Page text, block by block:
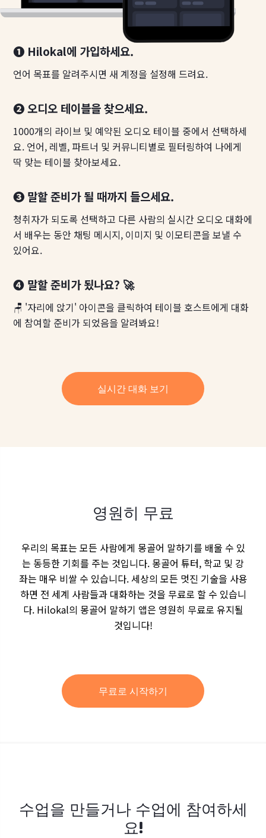
❶ Hilokal에 가입하세요.
언어 목표를 알려주시면 새 계정을 설정해 드려요.
❷ 오디오 테이블을 찾으세요.
1000개의 라이브 및 예약된 오디오 테이블 중에서 선택하세
요. 언어, 레벨, 파트너 및 커뮤니티별로 필터링하여 나에게
딱 맞는 테이블 찾아보세요.
❸ 말할 준비가 될 때까지 들으세요.
청취자가 되도록 선택하고 다른 사람의 실시간 오디오 대화에
서 배우는 동안 채팅 메시지, 이미지 및 이모티콘을 보낼 수
있어요.
❹ 말할 준비가 됬나요? 🚀
🪑 '자리에 앉기' 아이콘을 클릭하여 테이블 호스트에게 대화
에 참여할 준비가 되었음을 알려봐요!
실시간 대화 보기
영원히 무료
우리의 목표는 모든 사람에게 몽골어 말하기를 배울 수 있
는 동등한 기회를 주는 것입니다. 몽골어 튜터, 학교 및 강
좌는 매우 비쌀 수 있습니다. 세상의 모든 멋진 기술을 사용
하면 전 세계 사람들과 대화하는 것을 무료로 할 수 있습니
다. Hilokal의 몽골어 말하기 앱은 영원히 무료로 유지될
것입니다!
무료로 시작하기
수업을 만들거나 수업에 참여하세
요!